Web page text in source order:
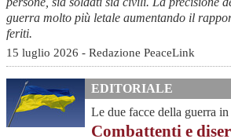
guerra molto più letale aumentando il
feriti.
15 luglio 2026 - Redazione PeaceLink
EDITORIALE
Le due facce della guerra
Combattenti e